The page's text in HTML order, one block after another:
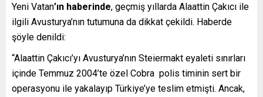
Yeni Vatan’ın haberinde, geçmiş yıllarda Alaattin Çakıcı ile
ilgili Avusturya’nın tutumuna da dikkat çekildi. Haberde
şöyle denildi:
“Alaattin Çakıcı’yı Avusturya’nın Steiermakt eyaleti sınırları
içinde Temmuz 2004’te özel Cobra polis timinin sert bir
operasyonu ile yakalayıp Türkiye’ye teslim etmişti. Ancak,